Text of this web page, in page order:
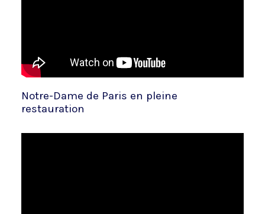
Notre-Dame de Paris en pleine
restauration